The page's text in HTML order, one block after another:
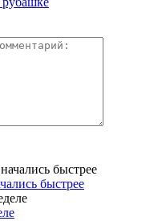
быстрее